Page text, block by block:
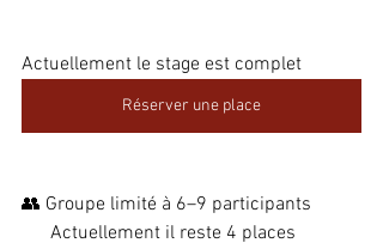
Actuellement le stage est complet
Réserver une place
👥 Groupe limité à 6–9 participants
      Actuellement il reste 4 places